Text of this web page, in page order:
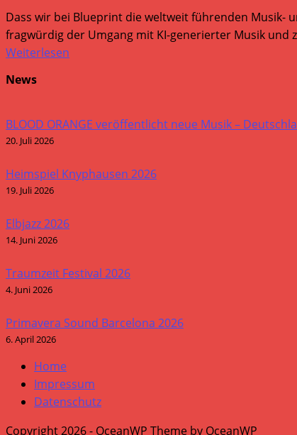
Dass wir bei Blueprint die weltweit führenden Musik-
fragwürdig der Umgang mit KI-generierter Musik und
Weiterlesen
News
BLOOD ORANGE veröffentlicht neue Musik –
20. Juli 2026
Heimspiel Knyphausen 2026
19. Juli 2026
Elbjazz 2026
14. Juni 2026
Traumzeit Festival 2026
4. Juni 2026
Primavera Sound Barcelona 2026
6. April 2026
Home
Impressum
Datenschutz
Copyright 2026 - OceanWP Theme by OceanWP